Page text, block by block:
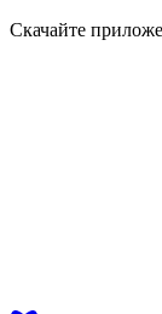
Скачайте